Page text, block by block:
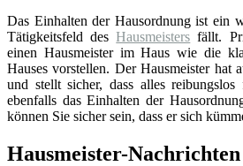
Das Einhalten der Hausordnung ist ein
Tätigkeitsfeld desHausmeisters fällt.
einen Hausmeister im Haus wie die
Hauses vorstellen. Der Hausmeister hat
und stellt sicher, dass alles
ebenfalls das Einhalten der
können Sie sicher sein, dass er sich
Hausmeister-